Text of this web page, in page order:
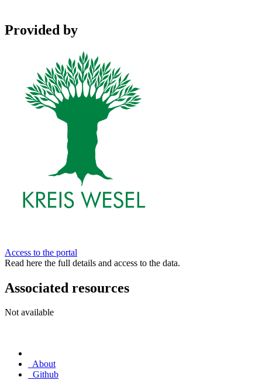
Provided by
Access to the portal
Read here the full details and access to the data.
Associated resources
Not available
About
Github